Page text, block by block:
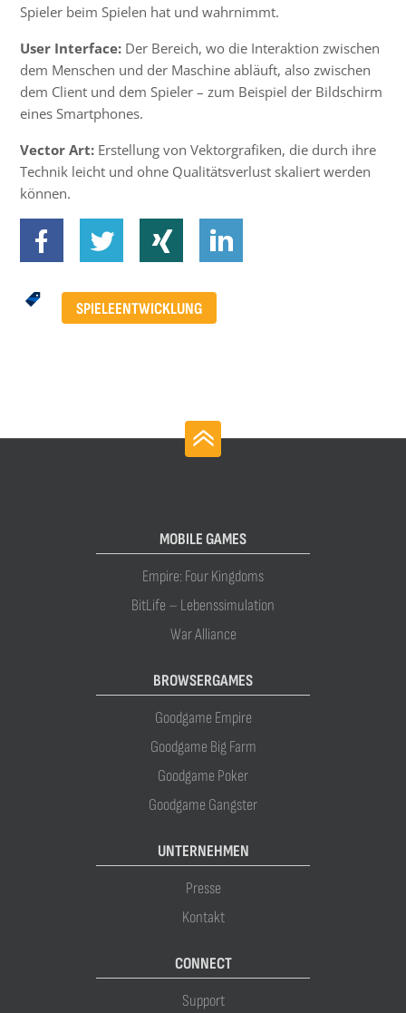
Spieler beim Spielen hat und wahrnimmt.
User Interface: Der Bereich, wo die Interaktion zwischen
dem Menschen und der Maschine abläuft, also zwischen
dem Client und dem Spieler – zum Beispiel der Bildschirm
eines Smartphones.
Vector Art: Erstellung von Vektorgrafiken, die durch ihre
Technik leicht und ohne Qualitätsverlust skaliert werden
können.
SPIELEENTWICKLUNG
MOBILE GAMES
Empire: Four Kingdoms
BitLife – Lebenssimulation
War Alliance
BROWSERGAMES
Goodgame Empire
Goodgame Big Farm
Goodgame Poker
Goodgame Gangster
UNTERNEHMEN
Presse
Kontakt
CONNECT
Support